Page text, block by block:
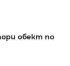
обект по